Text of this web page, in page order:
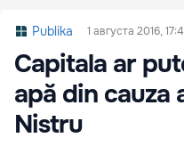
Publika 1 августа 2016,
Capitala ar
apă din cauza
Nistru